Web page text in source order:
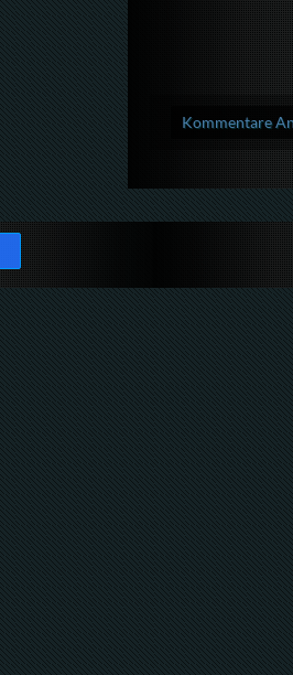
Kommentare